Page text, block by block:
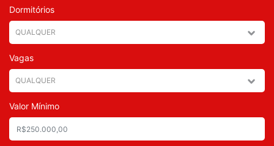
Dormitórios
Vagas
Valor Mínimo